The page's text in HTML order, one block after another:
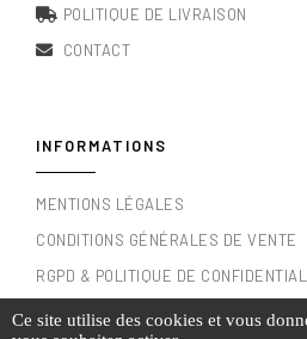
POLITIQUE DE LIVRAISON
CONTACT
INFORMATIONS
MENTIONS LÉGALES
CONDITIONS GÉNÉRALES DE VENTE
RGPD & POLITIQUE DE
Ce site utilise des cookies et vous